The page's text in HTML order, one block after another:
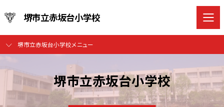
堺市立赤坂台小学校
堺市立赤坂台小学校メニュー
堺市立赤坂台小学校